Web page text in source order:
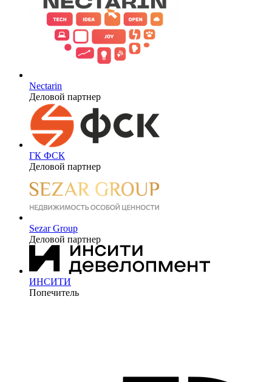
Nectarin
Деловой партнер
ГК ФСК
Деловой партнер
Sezar Group
Деловой партнер
ИНСИТИ
Попечитель